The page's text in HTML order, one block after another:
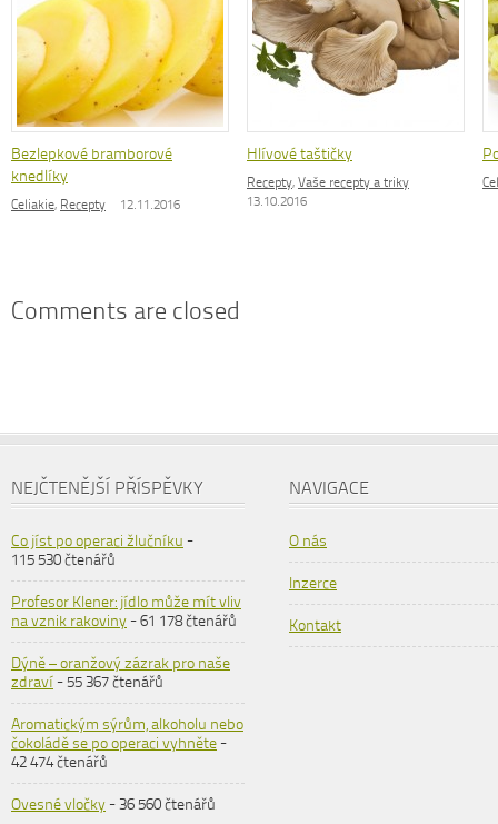
Bezlepkové bramborové
knedlíky
Celiakie, Recepty 12.11.2016
Hlívové taštičky
Recepty, Vaše recepty a triky
13.10.2016
Comments are closed
NEJČTENĚJŠÍ PŘÍSPĚVKY
Co jíst po operaci žlučníku -
115 530 čtenářů
Profesor Klener: jídlo může mít vliv
na vznik rakoviny- 61 178 čtenářů
Dýně – oranžový zázrak pro naše
zdraví- 55 367 čtenářů
Aromatickým sýrům, alkoholu nebo
čokoládě se po operaci vyhněte-
42 474 čtenářů
Ovesné vločky- 36 560 čtenářů
NAVIGACE
O nás
Inzerce
Kontakt